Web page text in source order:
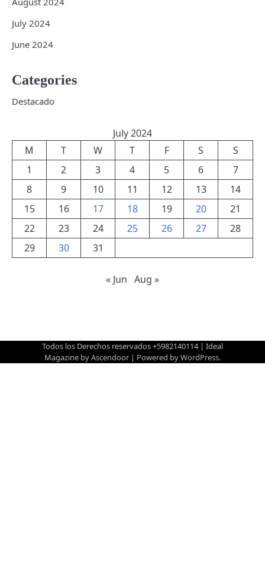
July 2024
June 2024
Categories
Destacado
July 2024
M
T W T F S
S
1
2 3 4 5 6
7
8
9 10 11 12 13
14
15
16 17 18 19 20
21
22
23 24 25 26 27
28
29
30 31
« Jun Aug »
Todos los Derechos reservados +5982140114 | Ideal
Magazine byAscendoor | Powered byWordPress.